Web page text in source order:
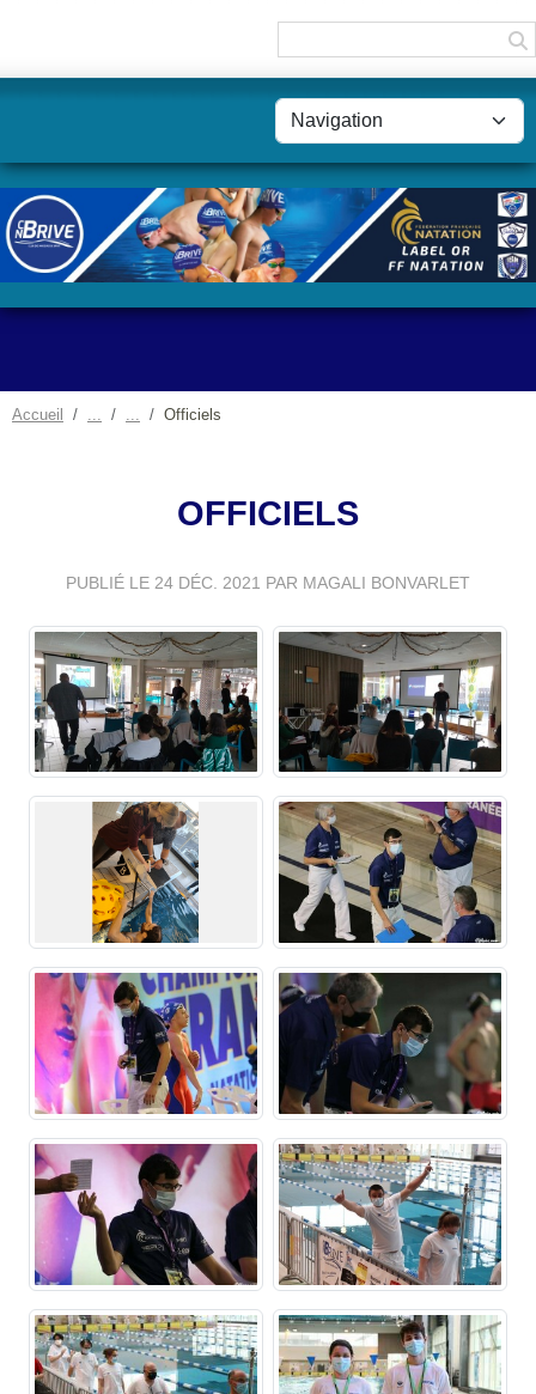
Accueil Officiels
OFFICIELS
PUBLIÉ LE 24 DÉC. 2021 PAR MAGALI BONVARLET